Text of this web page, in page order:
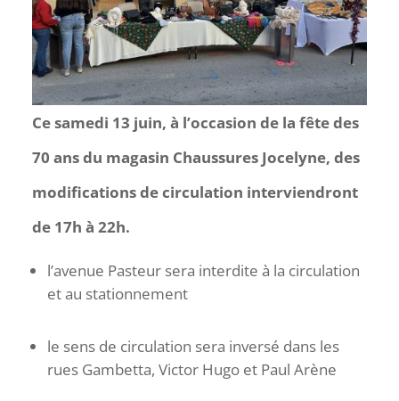
Ce samedi 13 juin, à l’occasion de la fête des
70 ans du magasin Chaussures Jocelyne, des
modifications de circulation interviendront
de 17h à 22h.
l’avenue Pasteur sera interdite à la circulation
et au stationnement
le sens de circulation sera inversé dans les
rues Gambetta, Victor Hugo et Paul Arène